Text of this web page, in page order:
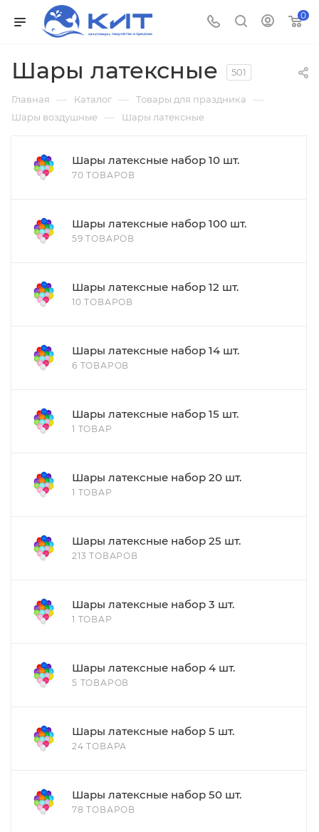
0
Шары латексные 501
Главная — Каталог — Товары для праздника —
Шары воздушные — Шары латексные
Шары латексные набор 10 шт.
70 ТОВАРОВ
Шары латексные набор 100 шт.
59 ТОВАРОВ
Шары латексные набор 12 шт.
10 ТОВАРОВ
Шары латексные набор 14 шт.
6 ТОВАРОВ
Шары латексные набор 15 шт.
1 ТОВАР
Шары латексные набор 20 шт.
1 ТОВАР
Шары латексные набор 25 шт.
213 ТОВАРОВ
Шары латексные набор 3 шт.
1 ТОВАР
Шары латексные набор 4 шт.
5 ТОВАРОВ
Шары латексные набор 5 шт.
24 ТОВАРА
Шары латексные набор 50 шт.
78 ТОВАРОВ